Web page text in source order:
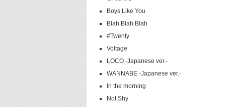
Boys Like You
Blah Blah Blah
#Twenty
Voltage
LOCO -Japanese ver.-
WANNABE -Japanese ver.-
In the morning
Not Shy